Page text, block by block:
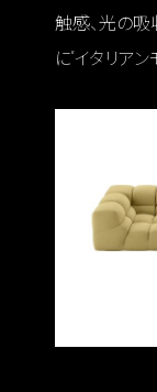
触感、光の吸
に“イタリア